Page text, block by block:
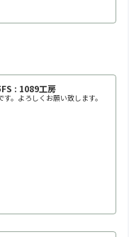
: 1089工房
。よろしくお願い致します。